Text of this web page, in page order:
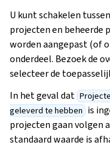
U kunt schakelen
projecten en beheerde
worden aangepast (of
onderdeel. Bezoek de
selecteer de
In het geval dat
geleverd te hebben is
projecten gaan volgen
standaard waarde is